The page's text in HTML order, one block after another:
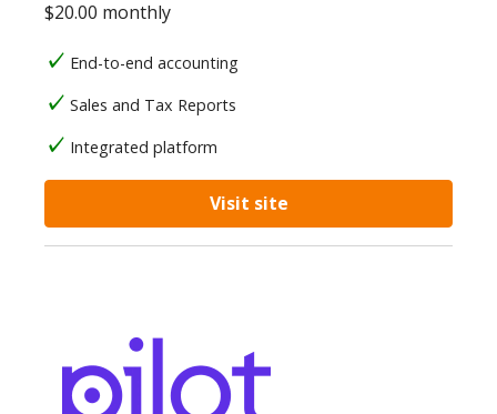
$20.00 monthly
End-to-end accounting
Sales and Tax Reports
Integrated platform
Visit site